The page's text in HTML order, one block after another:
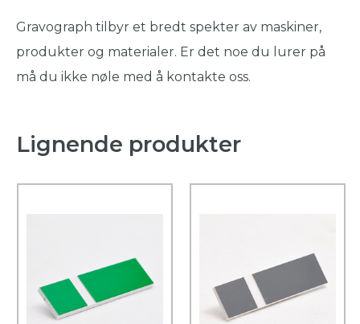
Gravograph tilbyr et bredt spekter av maskiner,
produkter og materialer. Er det noe du lurer på
må du ikke nøle med å kontakte oss.
Lignende produkter